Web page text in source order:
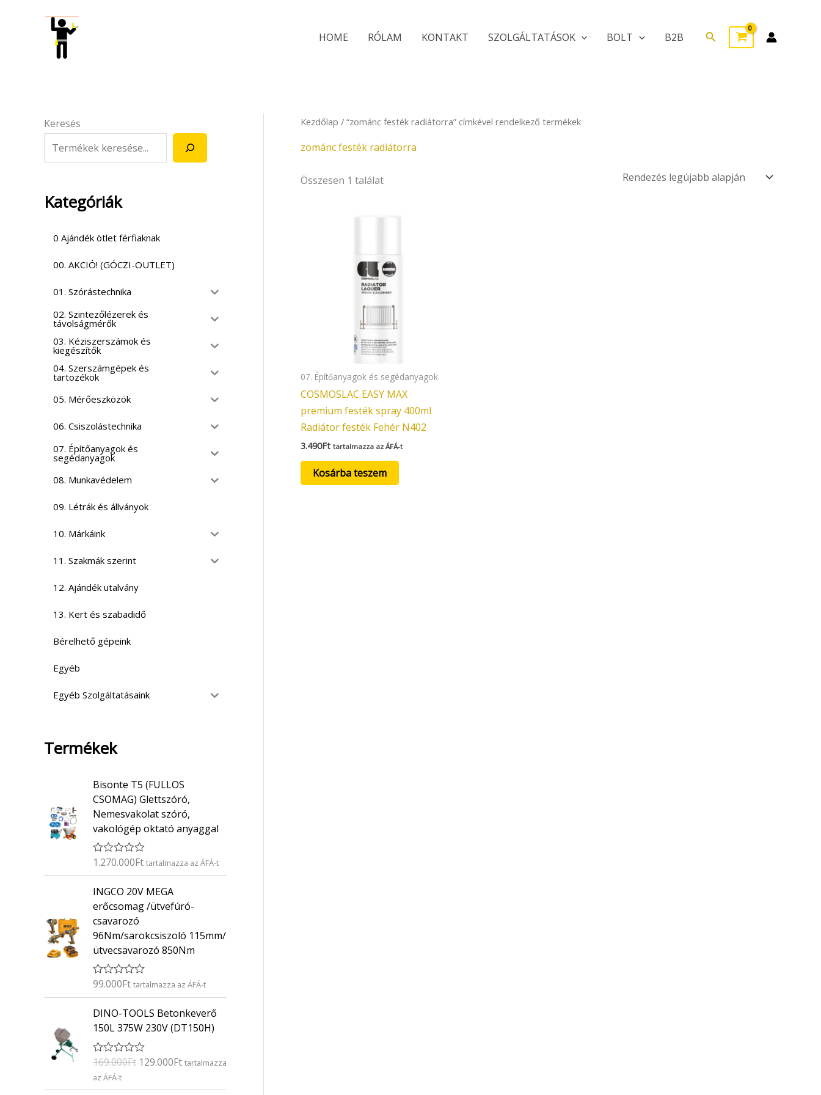
HOME RÓLAM KONTAKT SZOLGÁLTATÁSOK BOLT B2B Search
Keresés
Kategóriák
0 Ajándék ötlet férfiaknak
00. AKCIÓ! (GÓCZI-OUTLET)
01. Szórástechnika
02. Szintezőlézerek és
távolságmérők
03. Kéziszerszámok és
kiegészítők
04. Szerszámgépek és
tartozékok
05. Mérőeszközök
06. Csiszolástechnika
07. Építőanyagok és
segédanyagok
08. Munkavédelem
09. Létrák és állványok
10. Márkáink
11. Szakmák szerint
12. Ajándék utalvány
13. Kert és szabadidő
Bérelhető gépeink
Egyéb
Egyéb Szolgáltatásaink
Termékek
Bisonte T5 (FULLOS
CSOMAG) Glettszóró,
Nemesvakolat szóró,
vakológép oktató anyaggal
É
é
e
l
é
s
:
/
5
1.270.000Ft tartalmazza az ÁFÁ-t
INGCO 20V MEGA
erőcsomag /ütvefúró-
csavarozó
96Nm/sarokcsiszoló 115mm/
ütvecsavarozó 850Nm
É
é
k
e
é
s
0
/
99.000Ft tartalmazza az ÁFÁ-t
DINO-TOOLS Betonkeverő
150L 375W 230V (DT150H)
É
t
é
169.000Ft
O
r
g
129.000Ft
C
u
etartalmazza
az ÁFÁ-t
Kezdőlap / “zománc festék radiátorra” címkével rendelkező termékek
zománc festék radiátorra
Összesen 1 találat
07. Építőanyagok és segédanyagok
COSMOSLAC EASY MAX
premium festék spray 400ml
Radiátor festék Fehér N402
3.490Ft tartalmazza az ÁFÁ-t
Kosárba teszem